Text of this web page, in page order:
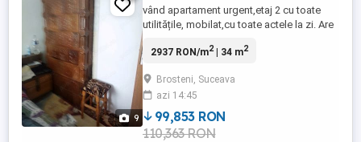
9
vând apartament urgent,etaj 2 cu toate
utilitățile, mobilat,cu toate actele la zi. Are
puse, parchet. Ramane totul mobilat.etc
2937 RON/m2| 34 m2
Brosteni, Suceava
azi 14:45
99,853 RON
110,363 RON